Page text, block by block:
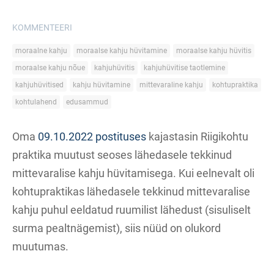
KOMMENTEERI
moraalne kahju moraalse kahju hüvitamine
moraalse kahju hüvitis
moraalse kahju nõue
kahjuhüvitis
kahjuhüvitise taotlemine
kahjuhüvitised
kahju hüvitamine mittevaraline kahju
kohtupraktika
kohtulahend
edusammud
Oma 09.10.2022 postituses kajastasin Riigikohtu
praktika muutust seoses lähedasele tekkinud
mittevaralise kahju hüvitamisega. Kui eelnevalt oli
kohtupraktikas lähedasele tekkinud mittevaralise
kahju puhul eeldatud ruumilist lähedust (sisuliselt
surma pealtnägemist), siis nüüd on olukord
muutumas.